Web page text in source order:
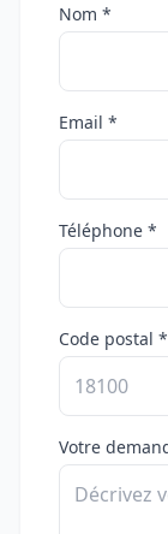
Nom *
Email *
Téléphone *
Code postal *
Votre